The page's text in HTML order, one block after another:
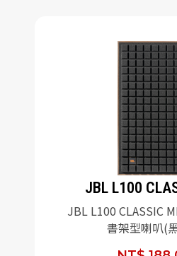
JBL L100
JBL L100 CLASSIC
書架型喇叭(